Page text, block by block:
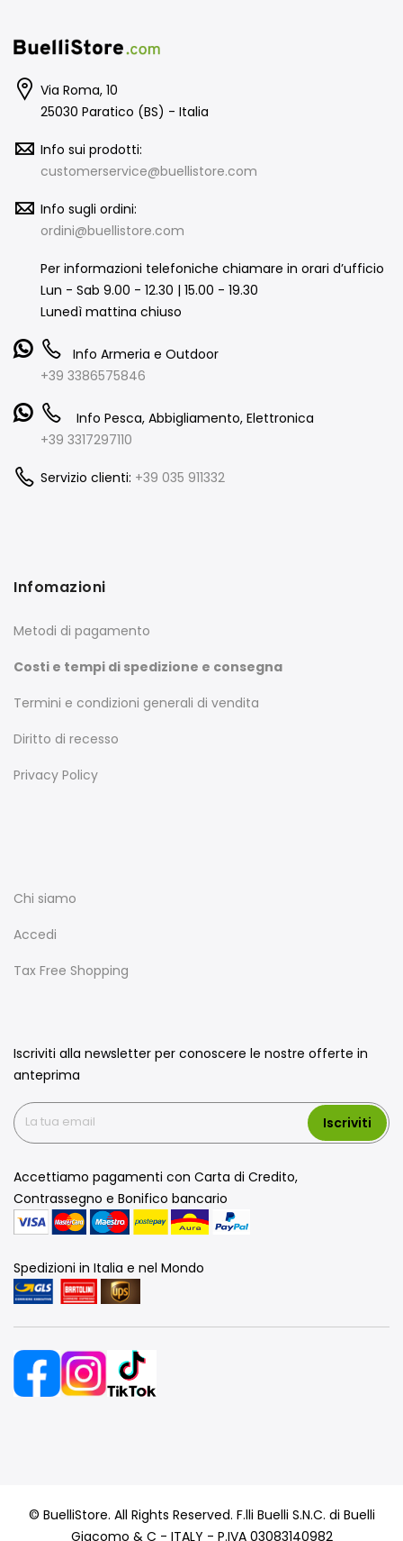
Via Roma, 10
25030 Paratico (BS) - Italia
Info sui prodotti:
customerservice@buellistore.com
Info sugli ordini:
ordini@buellistore.com
Per informazioni telefoniche chiamare in orari d’ufficio
Lun - Sab 9.00 - 12.30 | 15.00 - 19.30
Lunedì mattina chiuso
Info Armeria e Outdoor
+39 3386575846
Info Pesca, Abbigliamento, Elettronica
+39 3317297110
Servizio clienti: +39 035 911332
Infomazioni
Metodi di pagamento
Costi e tempi di spedizione e consegna
Termini e condizioni generali di vendita
Diritto di recesso
Privacy Policy
Chi siamo
Accedi
Tax Free Shopping
Iscriviti alla newsletter per conoscere le nostre offerte in
anteprima
Iscriviti
Accettiamo pagamenti con Carta di Credito,
Contrassegno e Bonifico bancario
Spedizioni in Italia e nel Mondo
© BuelliStore. All Rights Reserved. F.lli Buelli S.N.C. di Buelli
Giacomo & C - ITALY - P.IVA 03083140982